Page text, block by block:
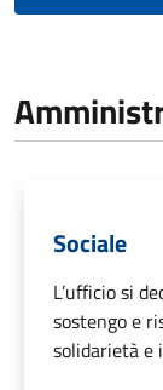
Sociale
L’ufficio si
sostengo e
solidarietà e